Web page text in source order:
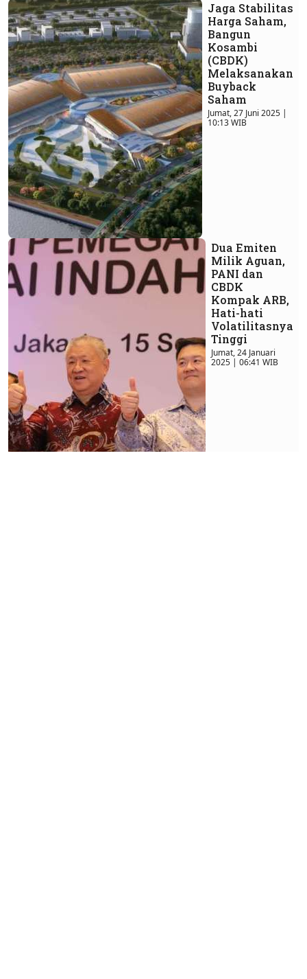
Jaga Stabilitas
Harga Saham,
Bangun
Kosambi
(CBDK)
Melaksanakan
Buyback
Saham
Jumat, 27 Juni 2025 |
10:13 WIB
Dua Emiten
Milik Aguan,
PANI dan
CBDK
Kompak ARB,
Hati-hati
Volatilitasnya
Tinggi
Jumat, 24 Januari
2025 | 06:41 WIB